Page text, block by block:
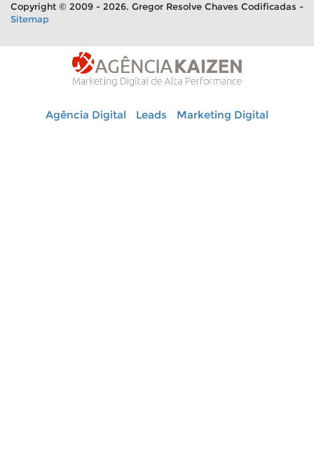
Copyright © 2009 - 2026. Gregor Resolve Chaves Codificadas -
Sitemap
Agência Digital Leads Marketing Digital